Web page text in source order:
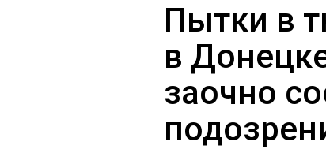
Пытки в
в
заочно